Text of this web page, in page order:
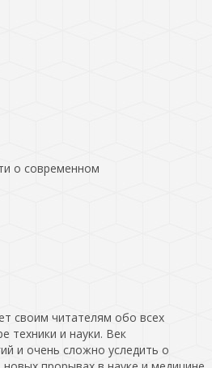
о современном
своим читателям обо всех
техники и науки. Век
и очень сложно уследить о